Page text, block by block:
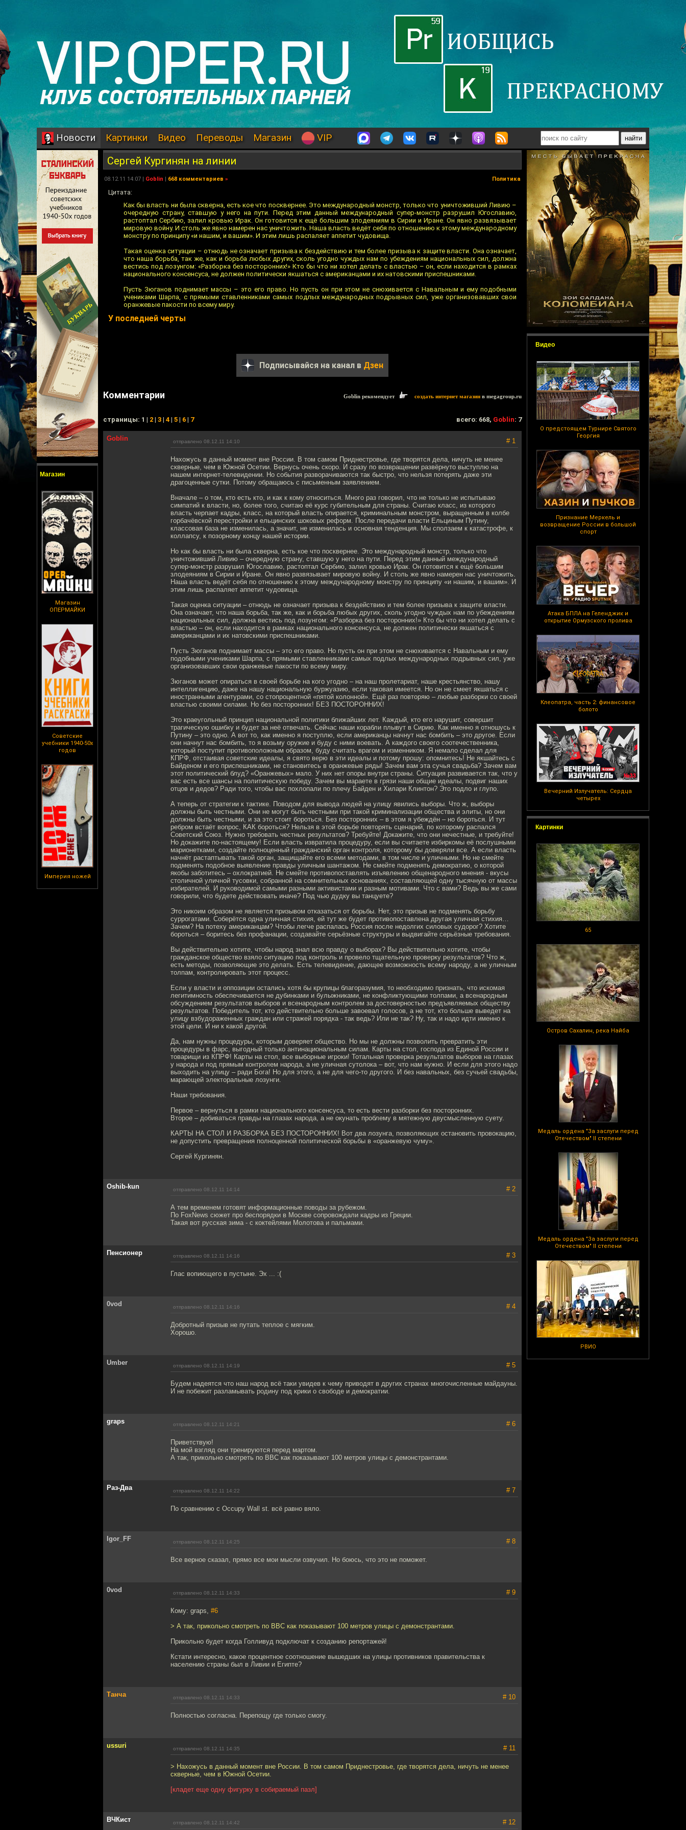
Новости Картинки Видео Переводы Магазин VIP
Магазин
Магазин
ОПЕРМАЙКИ
Советские
учебники 1940-50х
годов
Империя ножей
Видео
О предстоящем Турнире Святого
Георгия
Признание Меркель и
возвращение России в большой
спорт
Атака БПЛА на Геленджик и
открытие Ормузского пролива
Клеопатра, часть 2: финансовое
болото
Вечерний Излучатель: Сердца
четырех
Картинки
65
Остров Сахалин, река Найба
Медаль ордена "За заслуги перед
Отечеством" II степени
Медаль ордена "За заслуги перед
Отечеством" II степени
РВИО
Сергей Кургинян на линии
08.12.11 14:07 | Goblin | 668 комментариев » Политика
Цитата:
Как бы власть ни была скверна, есть кое что посквернее. Это международный монстр, только что уничтоживший Ливию –
очередную страну, ставшую у него на пути. Перед этим данный международный супер-монстр разрушил Югославию,
растоптал Сербию, залил кровью Ирак. Он готовится к ещё большим злодеяниям в Сирии и Иране. Он явно развязывает
мировую войну. И столь же явно намерен нас уничтожить. Наша власть ведёт себя по отношению к этому международному
монстру по принципу «и нашим, и вашим». И этим лишь распаляет аппетит чудовища.
Такая оценка ситуации – отнюдь не означает призыва к бездействию и тем более призыва к защите власти. Она означает,
что наша борьба, так же, как и борьба любых других, сколь угодно чуждых нам по убеждениям национальных сил, должна
вестись под лозунгом: «Разборка без посторонних!» Кто бы что ни хотел делать с властью – он, если находится в рамках
национального консенсуса, не должен политически якшаться с американцами и их натовскими приспешниками.
Пусть Зюганов поднимает массы – это его право. Но пусть он при этом не снюхивается с Навальным и ему подобными
учениками Шарпа, с прямыми ставленниками самых подлых международных подрывных сил, уже организовавших свои
оранжевые пакости по всему миру.
У последней черты
Подписывайся на канал в Дзен
Комментарии Goblin рекомендует создать интернет магазин в megagroup.ru
cтраницы: 1 | 2 | 3 | 4 | 5 | 6 | 7 всего: 668, Goblin: 7
Goblin отправлено 08.12.11 14:10 # 1
Нахожусь в данный момент вне России. В том самом Приднестровье, где творятся дела, ничуть не менее
скверные, чем в Южной Осетии. Вернусь очень скоро. И сразу по возвращении развёрнуто выступлю на
нашем интернет-телевидении. Но события разворачиваются так быстро, что нельзя потерять даже эти
драгоценные сутки. Потому обращаюсь с письменным заявлением.
Вначале – о том, кто есть кто, и как к кому относиться. Много раз говорил, что не только не испытываю
симпатий к власти, но, более того, считаю её курс губительным для страны. Считаю класс, из которого
власть черпает кадры, класс, на который власть опирается, криминальным монстром, выращенным в колбе
горбачёвской перестройки и ельцинских шоковых реформ. После передачи власти Ельциным Путину,
классовая база не изменилась, а значит, не изменилась и основная тенденция. Мы сползаем к катастрофе, к
коллапсу, к позорному концу нашей истории.
Но как бы власть ни была скверна, есть кое что посквернее. Это международный монстр, только что
уничтоживший Ливию – очередную страну, ставшую у него на пути. Перед этим данный международный
супер-монстр разрушил Югославию, растоптал Сербию, залил кровью Ирак. Он готовится к ещё большим
злодеяниям в Сирии и Иране. Он явно развязывает мировую войну. И столь же явно намерен нас уничтожить.
Наша власть ведёт себя по отношению к этому международному монстру по принципу «и нашим, и вашим». И
этим лишь распаляет аппетит чудовища.
Такая оценка ситуации – отнюдь не означает призыва к бездействию и тем более призыва к защите власти.
Она означает, что наша борьба, так же, как и борьба любых других, сколь угодно чуждых нам по убеждениям
национальных сил, должна вестись под лозунгом: «Разборка без посторонних!» Кто бы что ни хотел делать с
властью – он, если находится в рамках национального консенсуса, не должен политически якшаться с
американцами и их натовскими приспешниками.
Пусть Зюганов поднимает массы – это его право. Но пусть он при этом не снюхивается с Навальным и ему
подобными учениками Шарпа, с прямыми ставленниками самых подлых международных подрывных сил, уже
организовавших свои оранжевые пакости по всему миру.
Зюганов может опираться в своей борьбе на кого угодно – на наш пролетариат, наше крестьянство, нашу
интеллигенцию, даже на нашу национальную буржуазию, если таковая имеется. Но он не смеет якшаться с
иностранными агентурами, со стопроцентной «пятой колонной». Ещё раз повторяю – любые разборки со своей
властью своими силами. Но без посторонних! БЕЗ ПОСТОРОННИХ!
Это краеугольный принцип национальной политики ближайших лет. Каждый, кто его нарушит, совершит
трагическую ошибку и будет за неё отвечать. Сейчас наши корабли плывут в Сирию. Как именно я отношусь к
Путину – это одно. А вот то, как именно я поступлю, если американцы начнут нас бомбить – это другое. Если
они начнут нас бомбить, то я возьму оружие и буду с ними воевать. А каждого своего соотечественника,
который поступит противоположным образом, буду считать врагом и изменником. Я немало сделал для
КПРФ, отстаивая советские идеалы, я свято верю в эти идеалы и потому прошу: опомнитесь! Не якшайтесь с
Байденом и его приспешниками, не становитесь в оранжевые ряды! Зачем вам эта сучья свадьба? Зачем вам
этот политический блуд? «Оранжевых» мало. У них нет опоры внутри страны. Ситуация развивается так, что у
вас есть все шансы на политическую победу. Зачем вы мараете в грязи наши общие идеалы, подвиг наших
отцов и дедов? Ради того, чтобы вас похлопали по плечу Байден и Хилари Клинтон? Это подло и глупо.
А теперь от стратегии к тактике. Поводом для вывода людей на улицу явились выборы. Что ж, выборы
должны быть честными. Они не могут быть честными при такой криминализации общества и элиты, но они
должны быть честными, и за это стоит бороться. Без посторонних – в этом я убеждён – но бороться. И тут
ребром встаёт вопрос, КАК бороться? Нельзя в этой борьбе повторять сценарий, по которому распался
Советский Союз. Нужно требовать честных результатов? Требуйте! Докажите, что они нечестные, и требуйте!
Но докажите по-настоящему! Если власть извратила процедуру, если вы считаете избиркомы её послушными
марионетками, создайте полноценный гражданский орган контроля, которому бы доверяли все. А если власть
начнёт растаптывать такой орган, защищайте его всеми методами, в том числе и уличными. Но не смейте
подменять подобное выявление правды уличным шантажом. Не смейте подменять демократию, о которой
якобы заботитесь – охлократией. Не смейте противопоставлять изъявлению общенародного мнения - вкусы
столичной уличной тусовки, собранной на сомнительных основаниях, составляющей одну тысячную от массы
избирателей. И руководимой самыми разными активистами и разным мотивами. Что с вами? Ведь вы же сами
говорили, что будете действовать иначе? Под чью дудку вы танцуете?
Это никоим образом не является призывом отказаться от борьбы. Нет, это призыв не подменять борьбу
суррогатами. Соберётся одна уличная стихия, ей тут же будет противопоставлена другая уличная стихия…
Зачем? На потеху американцам? Чтобы легче распалась Россия после недолгих силовых судорог? Хотите
бороться – боритесь без профанации, создавайте серьёзные структуры и выдвигайте серьёзные требования.
Вы действительно хотите, чтобы народ знал всю правду о выборах? Вы действительно хотите, чтобы
гражданское общество взяло ситуацию под контроль и провело тщательную проверку результатов? Что ж,
есть методы, позволяющие это делать. Есть телевидение, дающее возможность всему народу, а не уличным
толпам, контролировать этот процесс.
Если у власти и оппозиции остались хотя бы крупицы благоразумия, то необходимо признать, что искомая
легитимность обеспечивается не дубинками и булыжниками, не конфликтующими толпами, а всенародным
обсуждением результатов выборов и всенародным контролем за достоверностью предъявляемых обществу
результатов. Победитель тот, кто действительно больше завоевал голосов, а не тот, кто больше выведет на
улицу взбудораженных граждан или стражей порядка - так ведь? Или не так? Ну, так и надо идти именно к
этой цели. И ни к какой другой.
Да, нам нужны процедуры, которым доверяет общество. Но мы не должны позволить превратить эти
процедуры в фарс, выгодный только антинациональным силам. Карты на стол, господа из Единой России и
товарищи из КПРФ! Карты на стол, все выборные игроки! Тотальная проверка результатов выборов на глазах
у народа и под прямым контролем народа, а не уличная сутолока – вот, что нам нужно. И если для этого надо
выходить на улицу – ради Бога! Но для этого, а не для чего-то другого. И без навальных, без сучьей свадьбы,
марающей электоральные лозунги.
Наши требования.
Первое – вернуться в рамки национального консенсуса, то есть вести разборки без посторонних.
Второе – добиваться правды на глазах народа, а не окунать проблему в мятежную двусмысленную суету.
КАРТЫ НА СТОЛ И РАЗБОРКА БЕЗ ПОСТОРОННИХ! Вот два лозунга, позволяющих остановить провокацию,
не допустить превращения полноценной политической борьбы в «оранжевую чуму».
Сергей Кургинян.
Oshib-kun отправлено 08.12.11 14:14 # 2
А тем временем готовят информационные поводы за рубежом.
По FoxNews сюжет про беспорядки в Москве сопровождали кадры из Греции.
Такая вот русская зима - с коктейлями Молотова и пальмами.
Пенсионер отправлено 08.12.11 14:16 # 3
Глас вопиющего в пустыне. Эх ... :(
0vod отправлено 08.12.11 14:16 # 4
Добротный призыв не путать теплое с мягким.
Хорошо.
Umber отправлено 08.12.11 14:19 # 5
Будем надеятся что наш народ всё таки увидев к чему приводят в других странах многочисленные майдауны.
И не побежит разламывать родину под крики о свободе и демократии.
graps отправлено 08.12.11 14:21 # 6
Приветствую!
На мой взгляд они тренируются перед мартом.
А так, прикольно смотреть по ВВС как показывают 100 метров улицы с демонстрантами.
Раз-Два отправлено 08.12.11 14:22 # 7
По сравнению с Occupy Wall st. всё равно вяло.
Igor_FF отправлено 08.12.11 14:25 # 8
Все верное сказал, прямо все мои мысли озвучил. Но боюсь, что это не поможет.
0vod отправлено 08.12.11 14:33 # 9
Кому: graps, #6
> А так, прикольно смотреть по ВВС как показывают 100 метров улицы с демонстрантами.
Прикольно будет когда Голливуд подключат к созданию репортажей!
Кстати интересно, какое процентное соотношение вышедших на улицы противников правительства к
населению страны был в Ливии и Египте?
Танча отправлено 08.12.11 14:33 # 10
Полностью согласна. Перепощу где только смогу.
ussuri отправлено 08.12.11 14:35 # 11
> Нахожусь в данный момент вне России. В том самом Приднестровье, где творятся дела, ничуть не менее
скверные, чем в Южной Осетии.
[кладет еще одну фигурку в собираемый пазл]
ВЧКист отправлено 08.12.11 14:42 # 12